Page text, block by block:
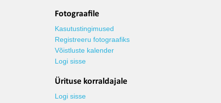
Fotograafile
Kasutustingimused
Registreeru fotograafiks
Võistluste kalender
Logi sisse
Ürituse korraldajale
Logi sisse